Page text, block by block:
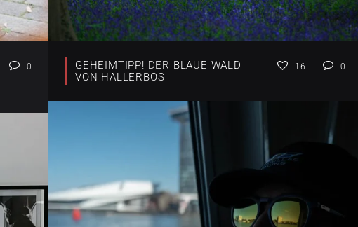
0
GEHEIMTIPP! DER BLAUE WALD
VON HALLERBOS
16 0